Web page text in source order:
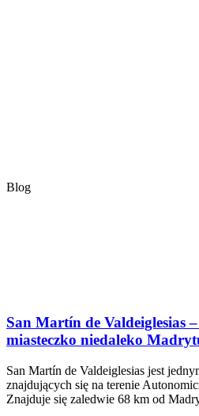
Blog
San Martín de Valdeiglesias
miasteczko niedaleko
San Martín de Valdeiglesias jest
znajdujących się na terenie
Znajduje się zaledwie 68 km od